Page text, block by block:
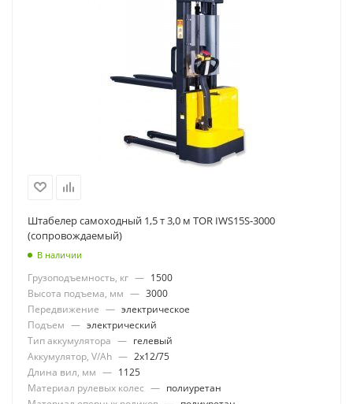
Штабелер самоходный 1,5 т 3,0 м TOR IWS15S-3000
(сопровождаемый)
В наличии
Грузоподъемность, кг — 1500
Высота подъема, мм — 3000
Передвижение — электрическое
Подъем — электрический
Тип аккумулятора — гелевый
Аккумулятор, V/Ah — 2x12/75
Длина вил, мм — 1125
Материал рулевых колес — полиуретан